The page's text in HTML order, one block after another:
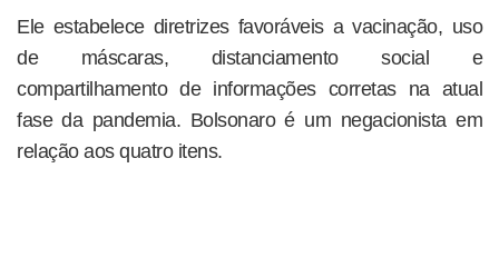
Ele estabelece diretrizes favoráveis a vacinação, uso
de máscaras, distanciamento social e
compartilhamento de informações corretas na atual
fase da pandemia. Bolsonaro é um negacionista em
relação aos quatro itens.